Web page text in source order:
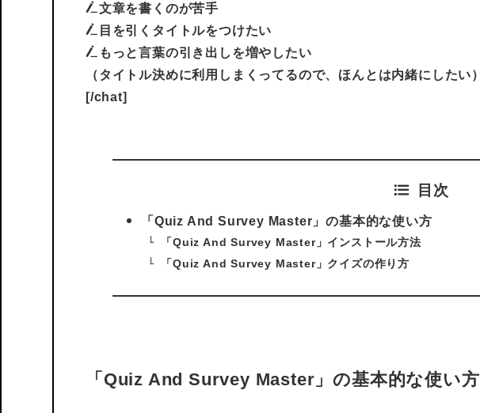
文章を書くのが苦手
目を引くタイトルをつけたい
もっと言葉の引き出しを増やしたい
（タイトル決めに利用しまくってるので、ほんとは内緒にしたい）
[/chat]
目次
「Quiz And Survey Master」の基本的な使い方
「Quiz And Survey Master」インストール方法
「Quiz And Survey Master」クイズの作り方
「Quiz And Survey Master」の基本的な使い方